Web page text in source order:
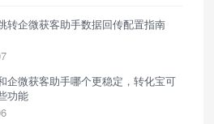
转企微获客助手数据回传配置指南
企微获客助手哪个更稳定，转化宝可
功能